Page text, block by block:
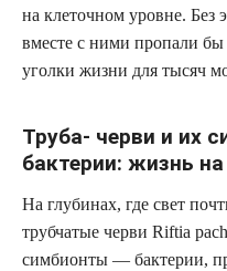
на клеточном уровне.
вместе с ними пропали
уголки жизни для тысяч
Труба- черви и их
бактерии: жизнь
На глубинах, где свет
трубчатые черви Riftia
симбионты — бактерии,